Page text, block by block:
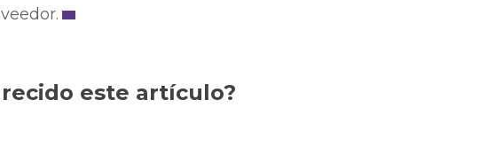
este artículo?